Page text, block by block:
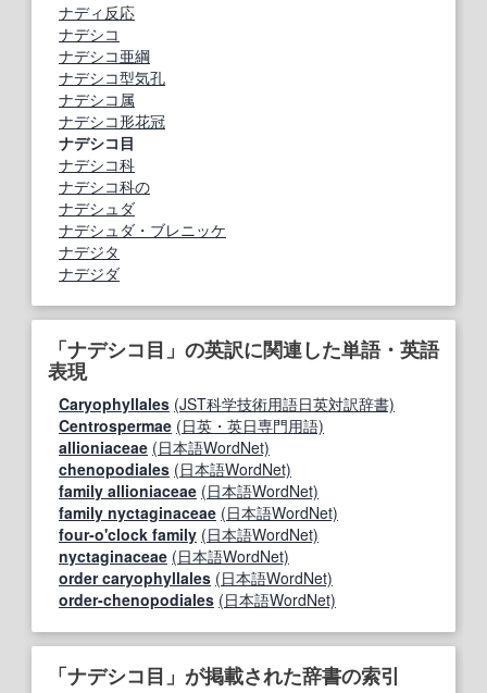
ナディ反応
ナデシコ
ナデシコ亜綱
ナデシコ型気孔
ナデシコ属
ナデシコ形花冠
ナデシコ目
ナデシコ科
ナデシコ科の
ナデシュダ
ナデシュダ・ブレニッケ
ナデジタ
ナデジダ
「ナデシコ目」の英訳に関連した単語・英語
表現
Caryophyllales (JST科学技術用語日英対訳辞書)
Centrospermae (日英・英日専門用語)
allioniaceae (日本語WordNet)
chenopodiales (日本語WordNet)
family allioniaceae (日本語WordNet)
family nyctaginaceae (日本語WordNet)
four-o'clock family (日本語WordNet)
nyctaginaceae (日本語WordNet)
order caryophyllales (日本語WordNet)
order-chenopodiales (日本語WordNet)
「ナデシコ目」が掲載された辞書の索引